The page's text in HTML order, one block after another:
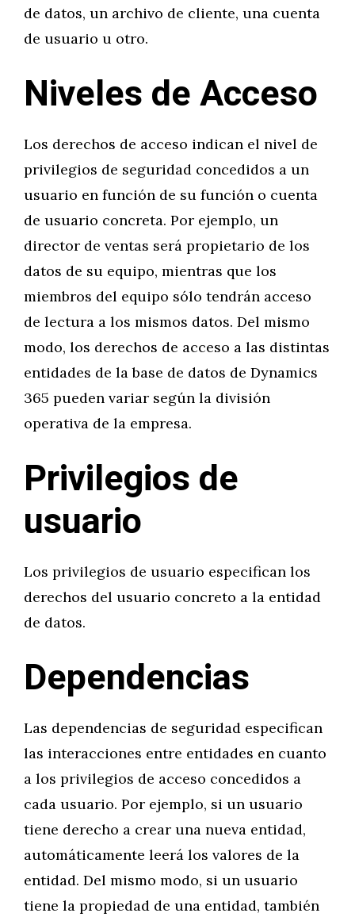
de datos, un archivo de cliente, una cuenta
de usuario u otro.
Niveles de Acceso
Los derechos de acceso indican el nivel de
privilegios de seguridad concedidos a un
usuario en función de su función o cuenta
de usuario concreta. Por ejemplo, un
director de ventas será propietario de los
datos de su equipo, mientras que los
miembros del equipo sólo tendrán acceso
de lectura a los mismos datos. Del mismo
modo, los derechos de acceso a las distintas
entidades de la base de datos de Dynamics
365 pueden variar según la división
operativa de la empresa.
Privilegios de
usuario
Los privilegios de usuario especifican los
derechos del usuario concreto a la entidad
de datos.
Dependencias
Las dependencias de seguridad especifican
las interacciones entre entidades en cuanto
a los privilegios de acceso concedidos a
cada usuario. Por ejemplo, si un usuario
tiene derecho a crear una nueva entidad,
automáticamente leerá los valores de la
entidad. Del mismo modo, si un usuario
tiene la propiedad de una entidad, también